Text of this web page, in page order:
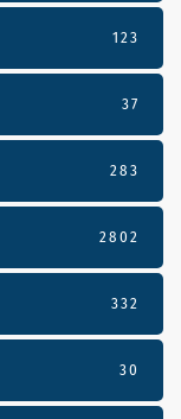
123
37
283
2802
332
30